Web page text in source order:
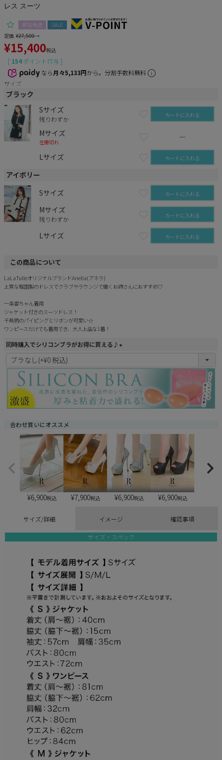
レス スーツ
即日発送
SALE
定価 ¥27,500→
¥15,400税込
[ 154 ポイント付与 ]
なら月々5,133円から。分割手数料無料
サイズ
ブラック
Sサイズ
残りわずか カートに入れる
Mサイズ
在庫切れ
—
Lサイズ カートに入れる
アイボリー
Sサイズ
カートに入れる
Mサイズ
残りわずか カートに入れる
Lサイズ カートに入れる
この商品について
LaLaTulleオリジナルブランドAnella(アネラ)
上質な韓国製のドレスでクラブやラウンジで働くお姉さんにおすすめ♡
一条響ちゃん着用
ジャケット付きのスーツドレス！
千鳥柄のパイピングとリボンが可愛い☆
ワンピースだけでも着用でき、大人上品な1着！
同時購入でシリコンブラがお得に買える♪
(
須
)
合わせ買いにオススメ
¥6,900税込 ¥7,900税込 ¥6,900税込 ¥6,900税込
サイズ/詳細 イメージ 確認事項
サイズ・スペック